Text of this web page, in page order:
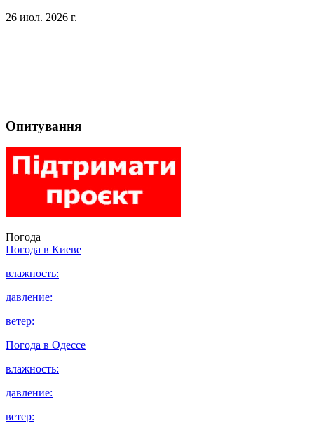
26 июл. 2026 г.
Опитування
Погода
Погода в Киеве
влажность:
давление:
ветер:
Погода в Одессе
влажность:
давление:
ветер: